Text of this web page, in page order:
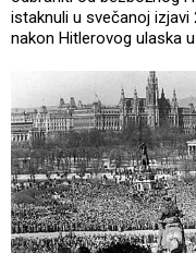
istaknuli u svečanoj izjavi
nakon Hitlerovog ulaska